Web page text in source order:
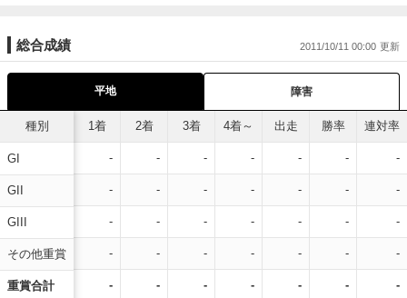
総合成績 2011/10/11 00:00
平地 障害
種別
GI
GII
GIII
その他重賞
重賞合計
1着 2着 3着 4着～ 出走 勝率 連対率
- - - - - - -
- - - - - - -
- - - - - - -
- - - - - - -
- - - - - - -